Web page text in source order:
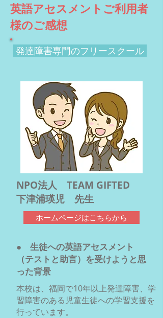
英語アセスメントご利用者
様のご感想
​ 発達障害専門のフリースクール
NPO法人 TEAM GIFTED
下津浦瑛児 先生
ホームページはこちらから
● 生徒への英語アセスメント
（テストと助言）を受けようと思
った背景
本校は、福岡で10年以上発達障害、学
習障害のある児童生徒への学習支援を
行っています。